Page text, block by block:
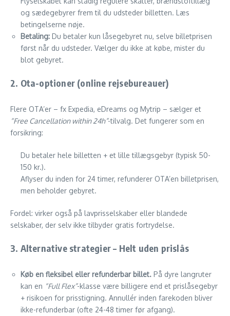
og sædegebyrer frem til du udsteder billetten. Læs
betingelserne nøje.
Betaling: Du betaler kun låsegebyret nu, selve billetprisen
først når du udsteder. Vælger du ikke at købe, mister du
blot gebyret.
2. Ota-optioner (online rejsebureauer)
Flere OTA’er – fx Expedia, eDreams og Mytrip – sælger et
“Free Cancellation within 24h”-tilvalg. Det fungerer som en
forsikring:
Du betaler hele billetten + et lille tillægsgebyr (typisk 50-
150 kr.).
Aflyser du inden for 24 timer, refunderer OTA’en billetprisen,
men beholder gebyret.
Fordel: virker også på lavprisselskaber eller blandede
selskaber, der selv ikke tilbyder gratis fortrydelse.
3. Alternative strategier – Helt uden prislås
Køb en fleksibel eller refunderbar billet. På dyre langruter
kan en “Full Flex”-klasse være billigere end et prislåsegebyr
+ risikoen for prisstigning. Annullér inden farekoden bliver
ikke-refunderbar (ofte 24-48 timer før afgang).